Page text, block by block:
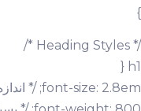
}
/* Heading Styles */
h1 {
font-size: 2.8em; /* اندازه فونت بزرگ برای عنوان اصلی */